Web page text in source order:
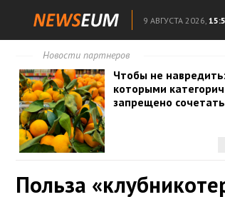
9 АВГУСТА 2026,
Новости партнеров
Чтобы не
которыми
запрещено
Польза